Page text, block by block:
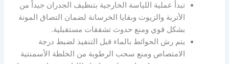
تبدأ عملية اللياسة الخارجية بتنظيف الجدران جيداً من
الأتربة والزيوت وبقايا الخرسانة لضمان التصاق المونة
بشكل قوي ومنع حدوث تشققات مستقبلية.
يتم رش الحوائط بالماء قبل التنفيذ لضبط درجة
الامتصاص ومنع سحب الرطوبة من الخلطة الأسمنتية